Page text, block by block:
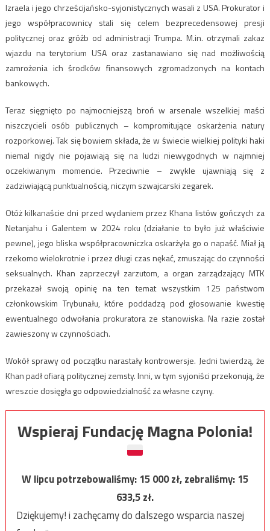
Izraela i jego chrześcijańsko-syjonistycznych wasali z USA. Prokurator i
jego współpracownicy stali się celem bezprecedensowej presji
politycznej oraz gróźb od administracji Trumpa. M.in. otrzymali zakaz
wjazdu na terytorium USA oraz zastanawiano się nad możliwością
zamrożenia ich środków finansowych zgromadzonych na kontach
bankowych.
Teraz sięgnięto po najmocniejszą broń w arsenale wszelkiej maści
niszczycieli osób publicznych – kompromitujące oskarżenia natury
rozporkowej. Tak się bowiem składa, że w świecie wielkiej polityki haki
niemal nigdy nie pojawiają się na ludzi niewygodnych w najmniej
oczekiwanym momencie. Przeciwnie – zwykle ujawniają się z
zadziwiającą punktualnością, niczym szwajcarski zegarek.
Otóż kilkanaście dni przed wydaniem przez Khana listów gończych za
Netanjahu i Galentem w 2024 roku (działanie to było już właściwie
pewne), jego bliska współpracowniczka oskarżyła go o napaść. Miał ją
rzekomo wielokrotnie i przez długi czas nękać, zmuszając do czynności
seksualnych. Khan zaprzeczył zarzutom, a organ zarządzający MTK
przekazał swoją opinię na ten temat wszystkim 125 państwom
członkowskim Trybunału, które poddadzą pod głosowanie kwestię
ewentualnego odwołania prokuratora ze stanowiska. Na razie został
zawieszony w czynnościach.
Wokół sprawy od początku narastały kontrowersje. Jedni twierdzą, że
Khan padł ofiarą politycznej zemsty. Inni, w tym syjoniści przekonują, że
wreszcie dosięgła go odpowiedzialność za własne czyny.
Wspieraj Fundację Magna Polonia!
W lipcu potrzebowaliśmy:15 000zł, zebraliśmy:15
633,5zł.
Dziękujemy! i zachęcamy do dalszego wsparcia naszej